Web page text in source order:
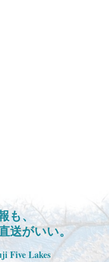
も、
送がいい。
Five Lakes